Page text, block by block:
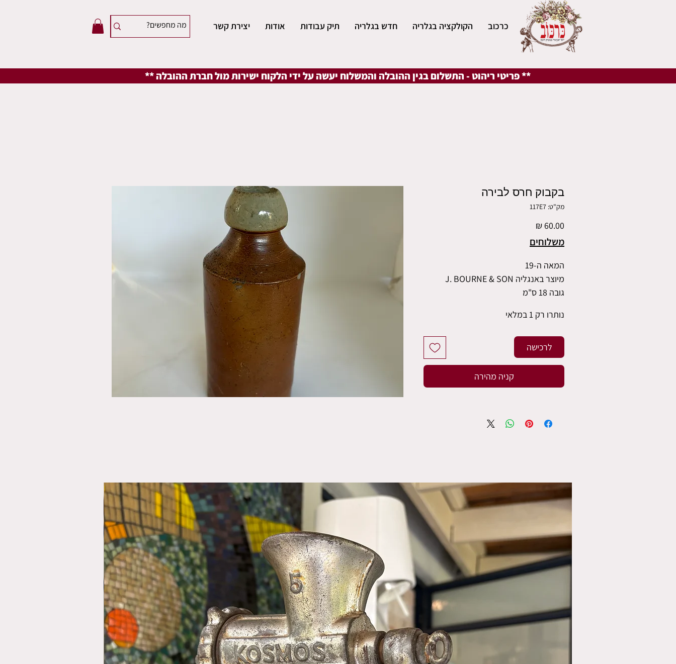
כרכוב הקולקציה בגלריה חדש בגלריה תיק עבודות אודות יצירת קשר
** פריטי ריהוט - התשלום בגין ההובלה והמשלוח יעשה על ידי הלקוח ישירות מול חברת ההובלה **
בקבוק חרס לבירה
מק"ט: 117E7
משלוחים
המאה ה-19
מיוצר באנגליה J. BOURNE & SON
גובה 18 ס"מ
נותרו רק 1 במלאי
לרכישה
קניה מהירה